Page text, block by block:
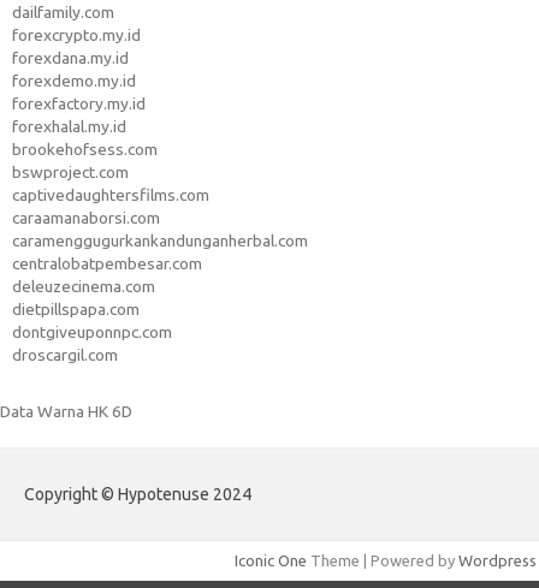
dailfamily.com
forexcrypto.my.id
forexdana.my.id
forexdemo.my.id
forexfactory.my.id
forexhalal.my.id
brookehofsess.com
bswproject.com
captivedaughtersfilms.com
caraamanaborsi.com
caramenggugurkankandunganherbal.com
centralobatpembesar.com
deleuzecinema.com
dietpillspapa.com
dontgiveuponnpc.com
droscargil.com
Data Warna HK 6D
Copyright © Hypotenuse 2024
Iconic One Theme | Powered by Wordpress